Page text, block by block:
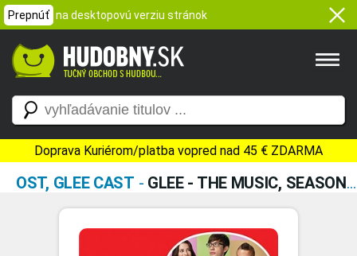
Prepnúť na desktopovú verziu stránok
Doprava Kuriérom/platba vopred nad 45 € ZDARMA
OST, GLEE CAST - GLEE - THE MUSIC, SEASON ONE VOLUME 2